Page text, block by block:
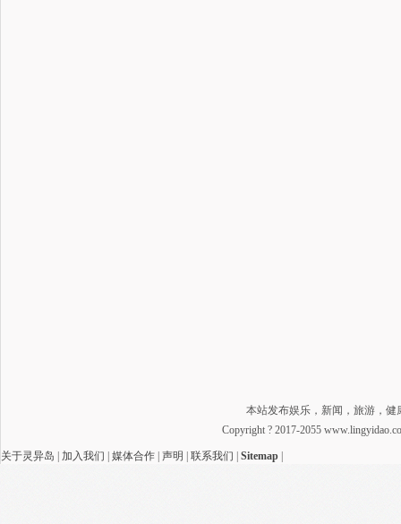
本站发布娱乐，新闻，旅游，
Copyright ? 2017-2055
关于灵异岛 加入我们 媒体合作 声明 联系我们 Sitemap